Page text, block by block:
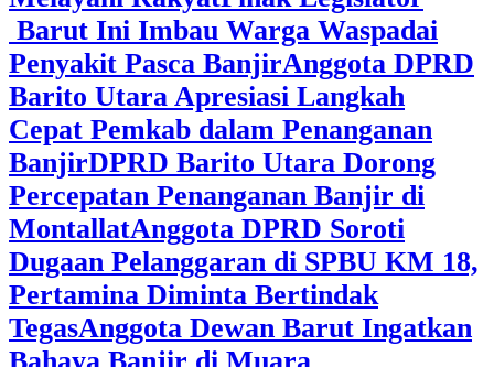
Barut Ini Imbau Warga Waspadai
Penyakit Pasca BanjirAnggota DPRD
Barito Utara Apresiasi Langkah
Cepat Pemkab dalam Penanganan
BanjirDPRD Barito Utara Dorong
Percepatan Penanganan Banjir di
MontallatAnggota DPRD Soroti
Dugaan Pelanggaran di SPBU KM 18,
Pertamina Diminta Bertindak
TegasAnggota Dewan Barut Ingatkan